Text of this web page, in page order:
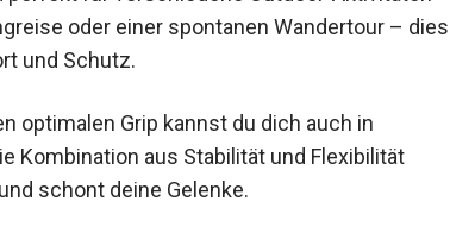
perfekt für verschiedene Outdoor-Aktivitäten
oder einer spontanen Wandertour – diese
optimalen Grip kannst du dich auch in
Kombination aus Stabilität und Flexibilität